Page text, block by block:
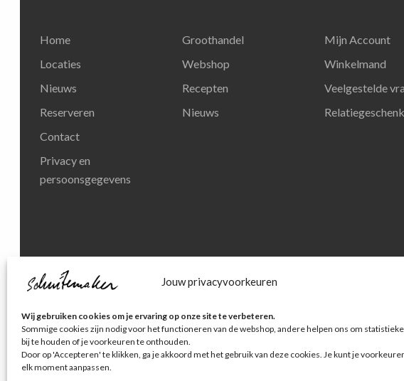
Jouw privacyvoorkeuren
Wij gebruiken cookies om je ervaring op onze site te verbeteren.
Sommige cookies zijn nodig voor het functioneren van de webshop, andere helpen ons om
bij te houden of je voorkeuren te onthouden.
Door op 'Accepteren' te klikken, ga je akkoord met het gebruik van deze cookies. Je kunt je
elk moment aanpassen.
Home
Locaties
Nieuws
Reserveren
Contact
Privacy en
persoonsgegevens
Groothandel
Webshop
Recepten
Nieuws
Mijn Account
Winkelmand
Veelgestelde
© Schuitemaker Vis , foto's zijn